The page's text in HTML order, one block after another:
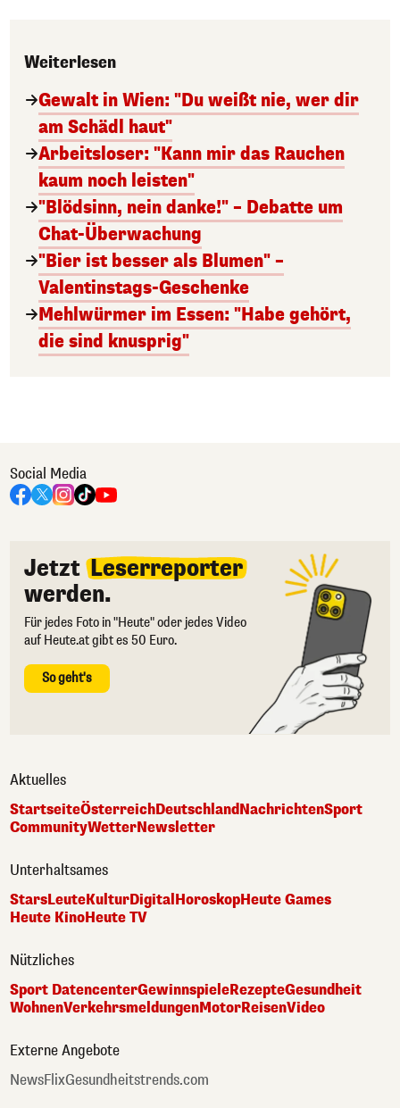
Weiterlesen
Gewalt in Wien: "Du weißt nie, wer dir
am Schädl haut"
Arbeitsloser: "Kann mir das Rauchen
kaum noch leisten"
"Blödsinn, nein danke!" – Debatte um
Chat-Überwachung
"Bier ist besser als Blumen" –
Valentinstags-Geschenke
Mehlwürmer im Essen: "Habe gehört,
die sind knusprig"
Social Media
Jetzt Leserreporter
werden.
Für jedes Foto in "Heute" oder jedes Video
auf Heute.at gibt es 50 Euro.
So geht's
Aktuelles
StartseiteÖsterreichDeutschlandNachrichtenSport
CommunityWetterNewsletter
Unterhaltsames
StarsLeuteKulturDigital HoroskopHeute Games
Heute KinoHeute TV
Nützliches
Sport DatencenterGewinnspieleRezepteGesundheit
WohnenVerkehrsmeldungenMotorReisenVideo
Externe Angebote
NewsFlixGesundheitstrends.com